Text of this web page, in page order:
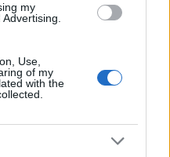
my
Use,
of my
with the
globális
diktatúra
készítette elő és
a teljes
tér totális kézi